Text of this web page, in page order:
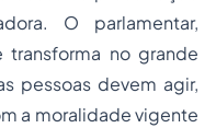
O parlamentar,
no grande
pessoas devem agir,
a moralidade vigente